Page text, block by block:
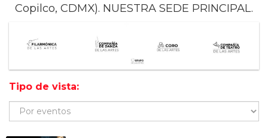
Copilco, CDMX). NUESTRA SEDE PRINCIPAL.
Tipo de vista: